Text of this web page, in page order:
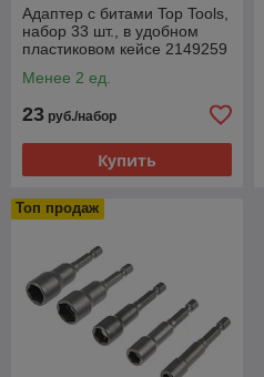
Адаптер с битами Top Tools,
набор 33 шт., в удобном
пластиковом кейсе 2149259
Менее 2 ед.
23 руб./набор
Купить
Топ продаж